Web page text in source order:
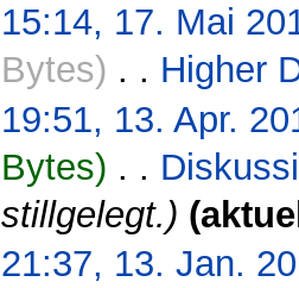
15:14, 17. Mai
Bytes) . . Higher
19:51, 13. Apr.
Bytes) . .
stillgelegt.)
21:37, 13. Jan.